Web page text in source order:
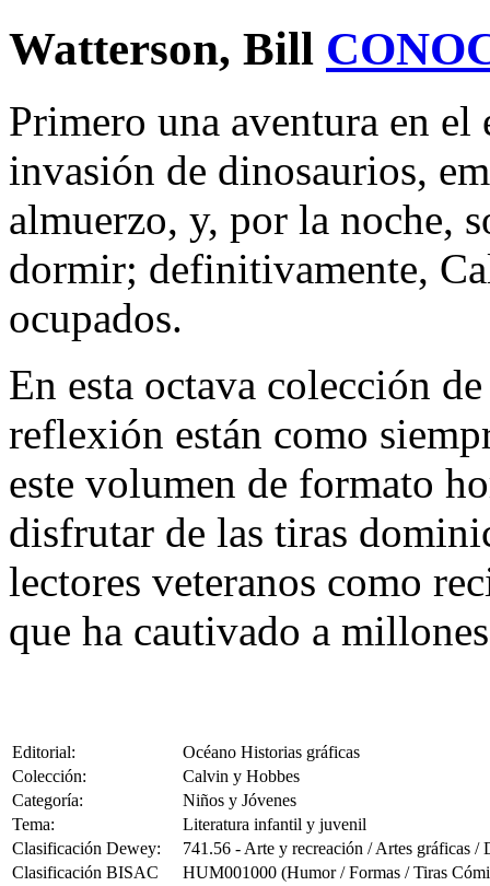
Watterson, Bill
Primero una aventura en el
invasión de dinosaurios,
almuerzo, y, por la noche,
dormir; definitivamente,
ocupados.
En esta octava colección
reflexión están como
este volumen de formato
disfrutar de las tiras
lectores veteranos como
que ha cautivado a
Editorial:
Océano Historias gráficas
Colección:
Calvin y Hobbes
Categoría:
Niños y Jóvenes
Tema:
Literatura infantil y juvenil
Clasificación Dewey:
741.56 - Arte y recreación / Artes gráficas /
Clasificación BISAC
HUM001000 (Humor / Formas / Tiras